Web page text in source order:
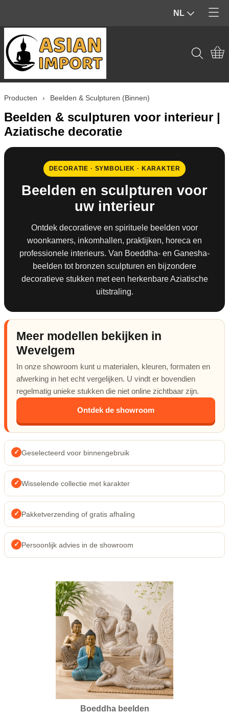
NL
Producten
Beelden & Sculpturen (Binnen)
Edelstenen & Kristallen
Hout & Home Deco
Spiritueel & Ritueel
Nieuw & verwacht
Veilingen / Opbod
Mijn account
Producten › Beelden & Sculpturen (Binnen)
Beelden & sculpturen voor interieur |
Aziatische decoratie
DECORATIE · SYMBOLIEK · KARAKTER
Beelden en sculpturen voor
uw interieur
Ontdek decoratieve en spirituele beelden voor
woonkamers, inkomhallen, praktijken, horeca en
professionele interieurs. Van Boeddha- en Ganesha-
beelden tot bronzen sculpturen en bijzondere
decoratieve stukken met een herkenbare Aziatische
uitstraling.
Meer modellen bekijken in
Wevelgem
In onze showroom kunt u materialen, kleuren, formaten en
afwerking in het echt vergelijken. U vindt er bovendien
regelmatig unieke stukken die niet online zichtbaar zijn.
Ontdek de showroom
✓ Geselecteerd voor binnengebruik
✓ Wisselende collectie met karakter
✓ Pakketverzending of gratis afhaling
✓ Persoonlijk advies in de showroom
Boeddha beelden